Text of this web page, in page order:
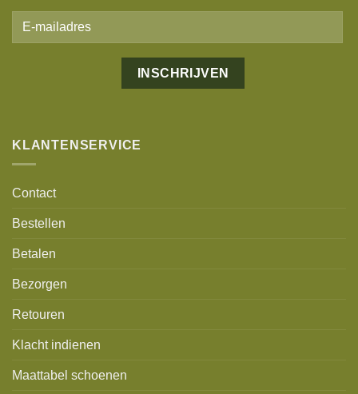
KLANTENSERVICE
Contact
Bestellen
Betalen
Bezorgen
Retouren
Klacht indienen
Maattabel schoenen